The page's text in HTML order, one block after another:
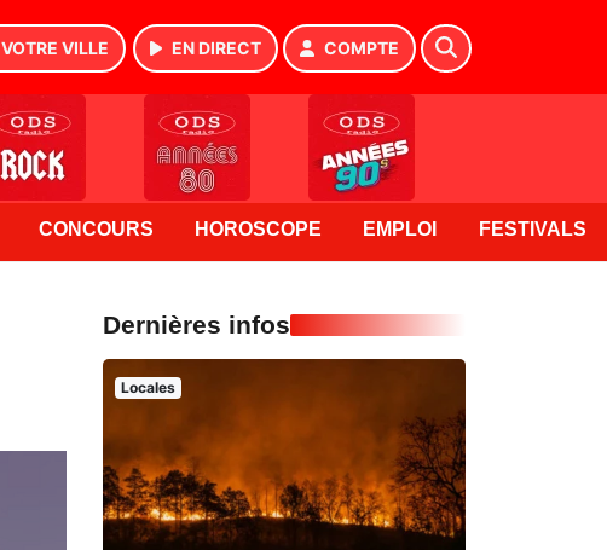
VOTRE VILLE EN DIRECT COMPTE
CONCOURS HOROSCOPE EMPLOI FESTIVALS
Dernières infos
Locales